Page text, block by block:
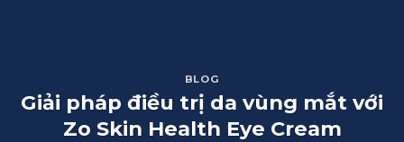
BLOG
Giải pháp điều trị da vùng mắt với
Zo Skin Health Eye Cream